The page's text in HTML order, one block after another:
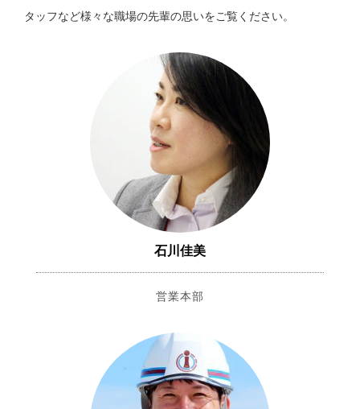
タッフなど様々な職場の先輩の思いをご覧ください。
石川佳美
営業本部